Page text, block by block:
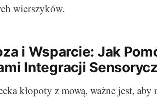
wierszyków.
i Wsparcie: Jak
Integracji
kłopoty z mową, ważne jest, aby